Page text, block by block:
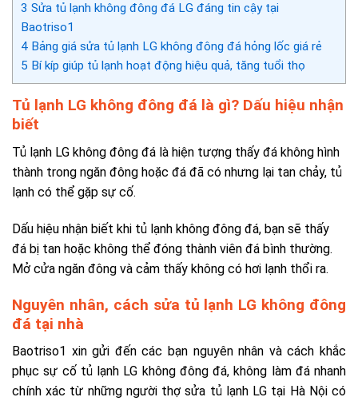
3 Sửa tủ lạnh không đông đá LG đáng tin cậy tại
Baotriso1
4 Bảng giá sửa tủ lạnh LG không đông đá hỏng lốc giá rẻ
5 Bí kíp giúp tủ lạnh hoạt động hiệu quả, tăng tuổi thọ
Tủ lạnh LG không đông đá là gì? Dấu hiệu nhận
biết
Tủ lạnh LG không đông đá là hiện tượng thấy đá không hình
thành trong ngăn đông hoặc đá đã có nhưng lại tan chảy, tủ
lạnh có thể gặp sự cố.
Dấu hiệu nhận biết khi tủ lạnh không đông đá, bạn sẽ thấy
đá bị tan hoặc không thể đóng thành viên đá bình thường.
Mở cửa ngăn đông và cảm thấy không có hơi lạnh thổi ra.
Nguyên nhân, cách sửa tủ lạnh LG không đông
đá tại nhà
Baotriso1 xin gửi đến các bạn nguyên nhân và cách khắc
phục sự cố tủ lạnh LG không đông đá, không làm đá nhanh
chính xác từ những người thợsửa tủ lạnh LG tại Hà Nộicó